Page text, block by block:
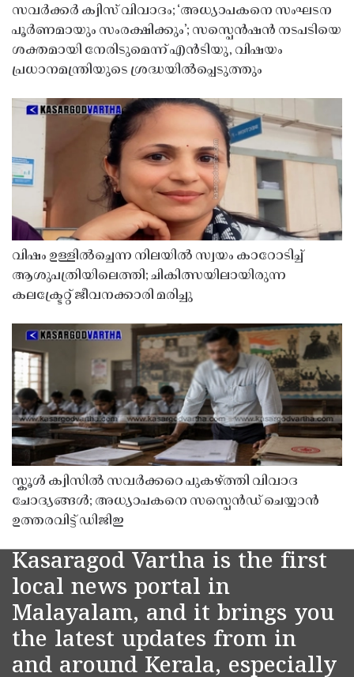
സവർക്കർ ക്വിസ് വിവാദം; ‘അധ്യാപകനെ സംഘടന
പൂർണമായും സംരക്ഷിക്കും’; സസ്പെൻഷൻ നടപടിയെ
ശക്തമായി നേരിടുമെന്ന് എൻടിയു, വിഷയം
പ്രധാനമന്ത്രിയുടെ ശ്രദ്ധയിൽപ്പെടുത്തും
വിഷം ഉള്ളിൽച്ചെന്ന നിലയിൽ സ്വയം കാറോടിച്ച്
ആശുപത്രിയിലെത്തി; ചികിത്സയിലായിരുന്ന
കലക്ട്രേറ്റ് ജീവനക്കാരി മരിച്ചു
സ്കൂൾ ക്വിസിൽ സവർക്കറെ പുകഴ്ത്തി വിവാദ
ചോദ്യങ്ങൾ; അധ്യാപകനെ സസ്പെൻഡ് ചെയ്യാൻ
ഉത്തരവിട്ട് ഡിജിഇ
Kasaragod Vartha is the first
local news portal in
Malayalam, and it brings you
the latest updates from in
and around Kerala, especially